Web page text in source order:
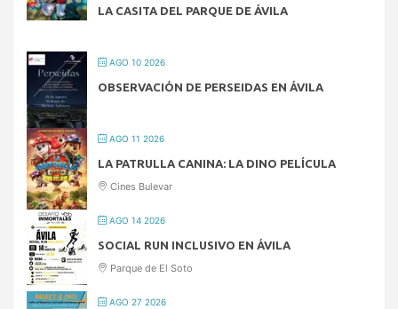
LA CASITA DEL PARQUE DE ÁVILA
AGO 10 2026
OBSERVACIÓN DE PERSEIDAS EN ÁVILA
AGO 11 2026
LA PATRULLA CANINA: LA DINO PELÍCULA
Cines Bulevar
AGO 14 2026
SOCIAL RUN INCLUSIVO EN ÁVILA
Parque de El Soto
AGO 27 2026